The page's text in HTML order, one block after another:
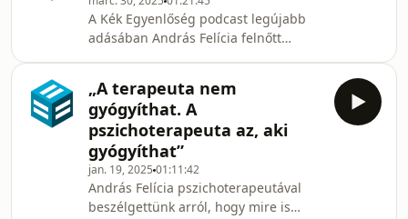
körül sem alakult ki konszenzus. A
szociológusok különbözőképpen
vélekednek arról, hogy például egy
szociológiai elméletben szükség van-e
cselekvőre, és ha igen, akkor inkább
racionálisan va
A Kék Egyenlőség podcast legújabb
adásában András Felícia felnőtt
segítségével a maga konkrétságában
vizsgáljuk meg azt a kérdést, hogy mi
is történik a pszichológus
rendelőjében. Áttekintjük az egész
terápiás folyamatot attól a kérdéstől
kezdve, hogy a segítséget kereső
hogyan talál magának megfelelő
„A terapeuta nem
gyógyíthat. A
pszichoterapeuta az, aki
gyógyíthat”
jan. 19, 2025 01:11:42
András Felícia pszichoterapeutával
beszélgettünk arról, hogy mire is